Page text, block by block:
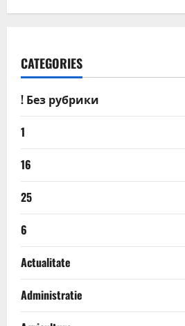
CATEGORIES
! Без рубрики
1
16
25
6
Actualitate
Administratie